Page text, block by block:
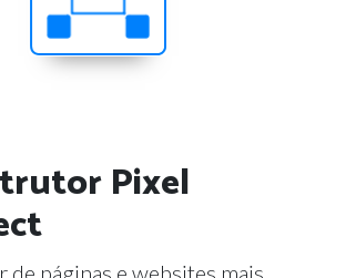
Pixel
de páginas e websites mais